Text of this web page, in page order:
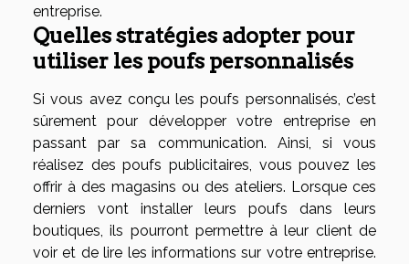
entreprise.
Quelles stratégies adopter pour
utiliser les poufs personnalisés
Si vous avez conçu les poufs personnalisés, c’est
sûrement pour développer votre entreprise en
passant par sa communication. Ainsi, si vous
réalisez des poufs publicitaires, vous pouvez les
offrir à des magasins ou des ateliers. Lorsque ces
derniers vont installer leurs poufs dans leurs
boutiques, ils pourront permettre à leur client de
voir et de lire les informations sur votre entreprise.